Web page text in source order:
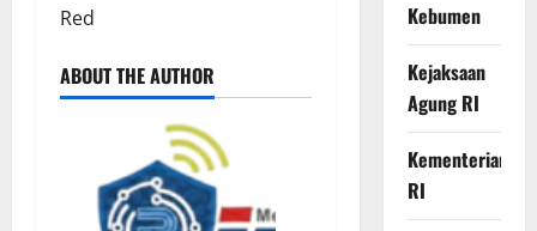
Red
ABOUT THE AUTHOR
Kebumen
Kejaksaan
Agung RI
Kementerian
RI